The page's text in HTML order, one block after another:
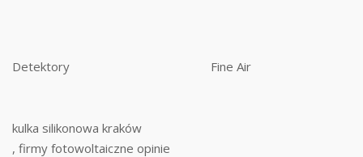
Detektory Fine Air
kulka silikonowa kraków
, firmy fotowoltaiczne opinie